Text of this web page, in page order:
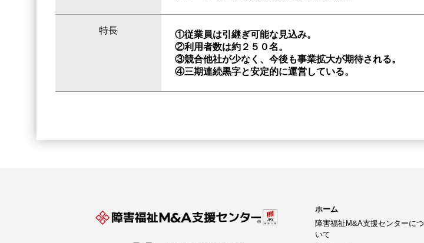
特長
①従業員は引継ぎ可能な見込み。
②利用者数は約２５０名。
③競合他社が少なく、今後も事業拡大が期待される。
④三期連続黒字と安定的に運営している。
ホーム
障害福祉M&A支援センターにつ
いて